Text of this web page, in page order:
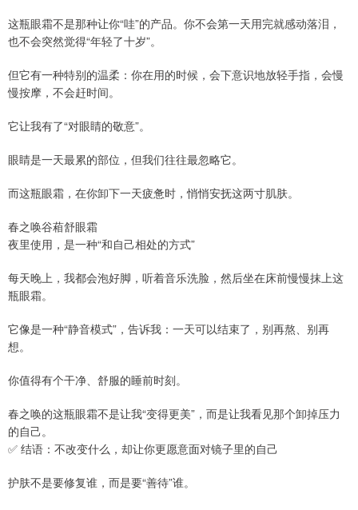
这瓶眼霜不是那种让你“哇”的产品。你不会第一天用完就感动落泪，
也不会突然觉得“年轻了十岁”。
但它有一种特别的温柔：你在用的时候，会下意识地放轻手指，会慢
慢按摩，不会赶时间。
它让我有了“对眼睛的敬意”。
眼睛是一天最累的部位，但我们往往最忽略它。
而这瓶眼霜，在你卸下一天疲惫时，悄悄安抚这两寸肌肤。
春之唤谷葙舒眼霜
夜里使用，是一种“和自己相处的方式”
每天晚上，我都会泡好脚，听着音乐洗脸，然后坐在床前慢慢抹上这
瓶眼霜。
它像是一种“静音模式”，告诉我：一天可以结束了，别再熬、别再
想。
你值得有个干净、舒服的睡前时刻。
春之唤的这瓶眼霜不是让我“变得更美”，而是让我看见那个卸掉压力
的自己。
✅ 结语：不改变什么，却让你更愿意面对镜子里的自己
护肤不是要修复谁，而是要“善待”谁。